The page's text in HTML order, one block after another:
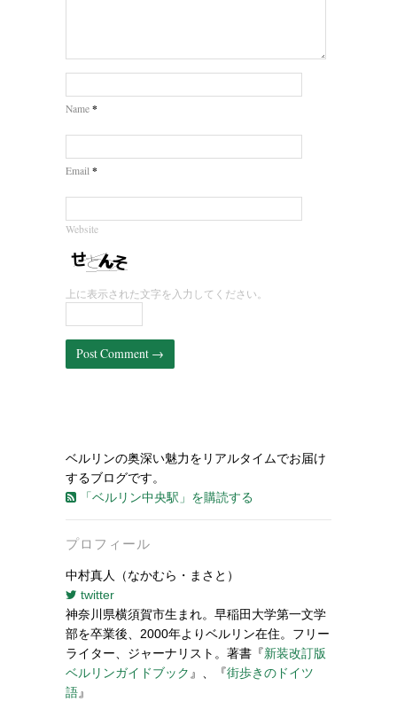
Name *
Email *
Website
上に表示された文字を入力してください。
ベルリンの奥深い魅力をリアルタイムでお届け
するブログです。
「ベルリン中央駅」を購読する
プロフィール
中村真人（なかむら・まさと）
twitter
神奈川県横須賀市生まれ。早稲田大学第一文学
部を卒業後、2000年よりベルリン在住。フリー
ライター、ジャーナリスト。著書『新装改訂版
ベルリンガイドブック 』、『街歩きのドイツ
語』